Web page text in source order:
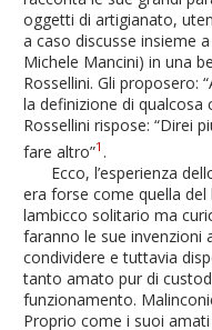
oggetti di artigianato,
a caso discusse insieme
Michele Mancini) in una
Rossellini. Gli proposero:
la definizione di qualcosa
Rossellini rispose: “Direi
fare altro”1 .
Ecco, l’esperienza
era forse come quella
lambicco solitario ma
faranno le sue invenzioni
condividere e tuttavia
tanto amato pur di
funzionamento.
Proprio come i suoi